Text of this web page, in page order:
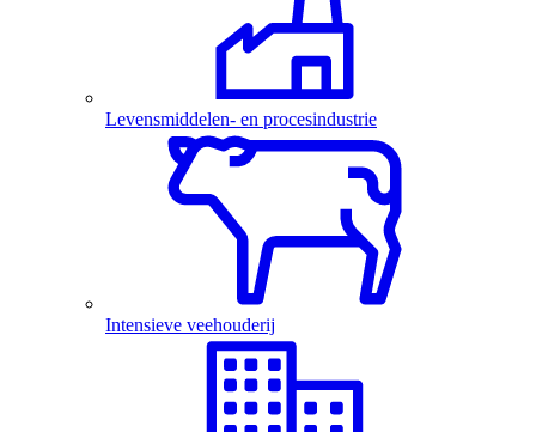
Levensmiddelen- en procesindustrie
Intensieve veehouderij